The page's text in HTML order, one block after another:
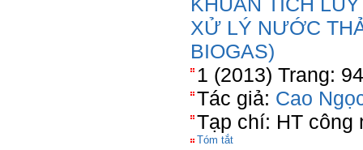
XỬ LÝ NƯỚC
BIOGAS)
1 (2013) Trang: 94
Tác giả: Cao
Tạp chí: HT công
Tóm tắt